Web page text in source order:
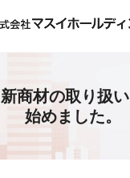
新商材の取り扱
始めました。